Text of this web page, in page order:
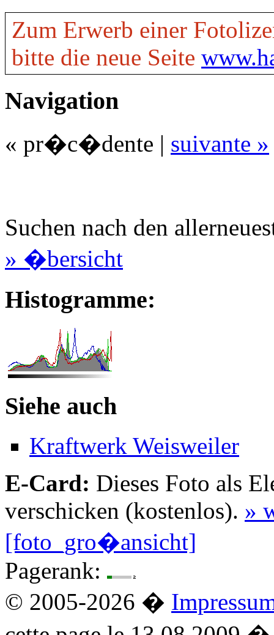
Zum Erwerb einer
bitte die neue Seite
Navigation
« pr�c�dente | suivante »
Suchen nach den
» �bersicht
Histogramme:
Siehe auch
Kraftwerk Weisweiler
E-Card: Dieses Foto als
verschicken (kostenlos). »
[foto_gro�ansicht]
Pagerank:
© 2005-2026 �